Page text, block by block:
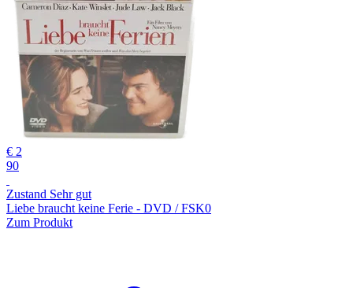
€ 2
90
Zustand Sehr gut
Liebe braucht keine Ferie - DVD / FSK0
Zum Produkt